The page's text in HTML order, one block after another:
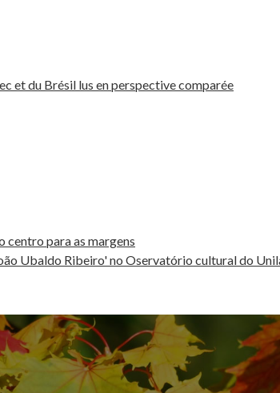
et du Brésil lus en perspective comparée
centro para as margens
Ubaldo Ribeiro' no Oservatório cultural do